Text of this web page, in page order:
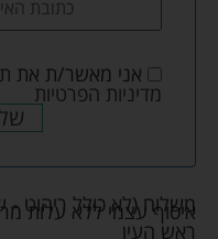
אני מאשר/ת את
מדיניות הפרטיות
משלוח (לא כולל ריהוט -
ראש העין